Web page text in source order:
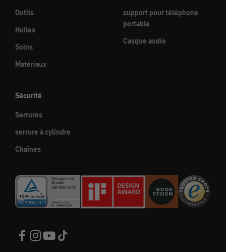
Outils
Huiles
Soins
Matériaux
support pour téléphone
portable
Casque audio
Sécurité
Serrures
serrure à cylindre
Chaînes